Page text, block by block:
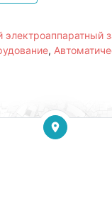
электроаппаратный
,